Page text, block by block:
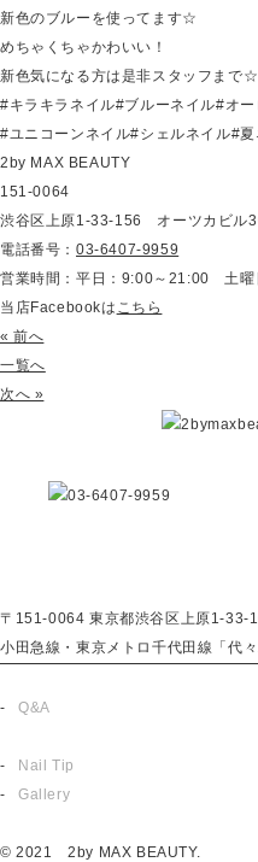
新色のブルーを使ってます☆
めちゃくちゃかわいい！
新色気になる方は是非スタッフまで☆
#キラキラネイル#ブルーネイル#オ
#ユニコーンネイル#シェルネイル#夏
2by MAX BEAUTY
151-0064
渋谷区上原1-33-156 オーツカビル
電話番号： 03-6407-9959
営業時間：平日：9:00～21:00 土
当店Facebookは こちら
« 前へ
一覧へ
次へ »
〒151-0064 東京都渋谷区上原1-33-
小田急線・東京メトロ千代田線「代
Q&A
Nail Tip
Gallery
© 2021 2by MAX BEAUTY.